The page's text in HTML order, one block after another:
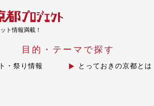
ト情報満載！
目的・テーマで探す
・祭り情報 とっておきの京都とは